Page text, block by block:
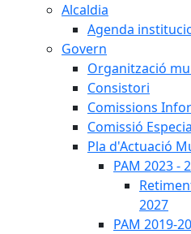
Alcaldia
Agenda
Govern
Organització
Consistori
Comissions
Comissió
Pla d'Actuació
PAM 2023 -
2027
PAM 2019-